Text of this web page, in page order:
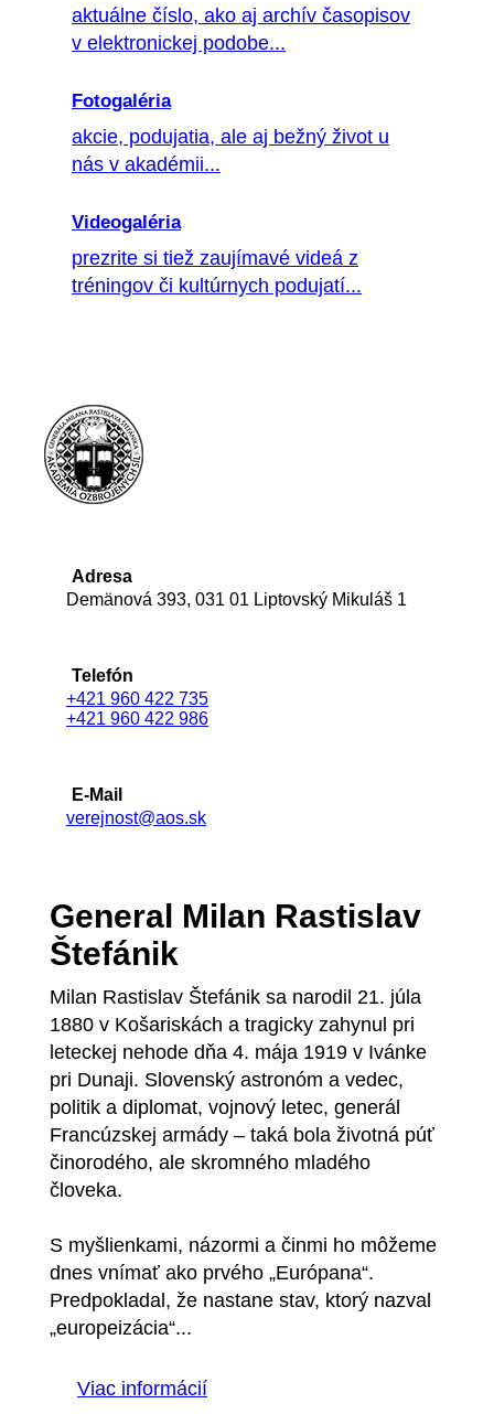
aktuálne číslo, ako aj archív časopisov
v elektronickej podobe...
Fotogaléria
akcie, podujatia, ale aj bežný život u
nás v akadémii...
Videogaléria
prezrite si tiež zaujímavé videá z
tréningov či kultúrnych podujatí...
Adresa
Demänová 393, 031 01 Liptovský Mikuláš 1
Telefón
+421 960 422 735
+421 960 422 986
E-Mail
verejnost@aos.sk
General Milan Rastislav
Štefánik
Milan Rastislav Štefánik sa narodil 21. júla
1880 v Košariskách a tragicky zahynul pri
leteckej nehode dňa 4. mája 1919 v Ivánke
pri Dunaji. Slovenský astronóm a vedec,
politik a diplomat, vojnový letec, generál
Francúzskej armády – taká bola životná púť
činorodého, ale skromného mladého
človeka.
S myšlienkami, názormi a činmi ho môžeme
dnes vnímať ako prvého „Európana“.
Predpokladal, že nastane stav, ktorý nazval
„europeizácia“...
Viac informácií